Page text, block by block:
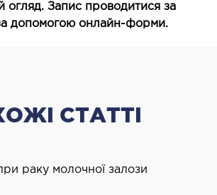
огляд. Запис проводитися за
допомогою онлайн-форми.
СТАТТІ